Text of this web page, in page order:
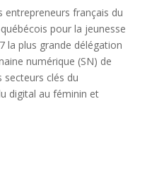
entrepreneurs français du
pour la jeunesse
la plus grande délégation
numérique (SN) de
secteurs clés du
digital au féminin et